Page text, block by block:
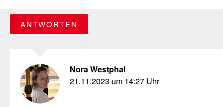
ANTWORTEN
Nora Westphal
21.11.2023 um 14:27 Uhr